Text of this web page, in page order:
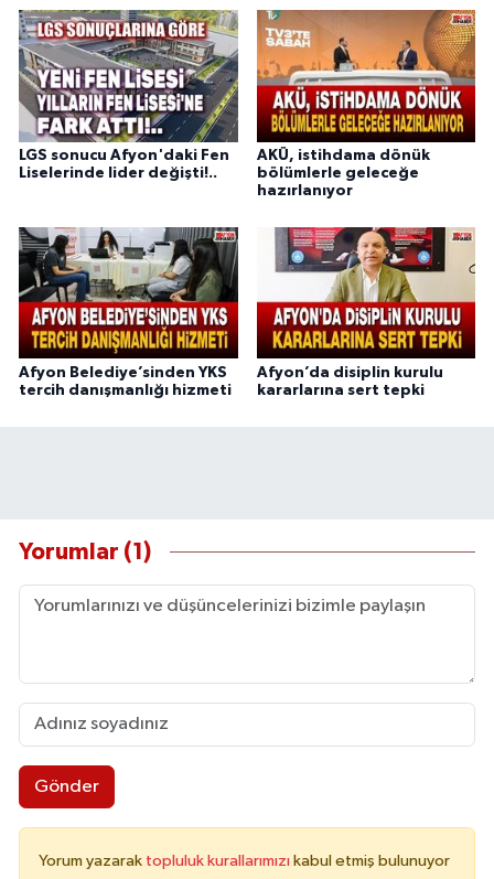
LGS sonucu Afyon'daki Fen
Liselerinde lider değişti!..
AKÜ, istihdama dönük
bölümlerle geleceğe
hazırlanıyor
Afyon Belediye’sinden YKS
tercih danışmanlığı hizmeti
Afyon’da disiplin kurulu
kararlarına sert tepki
Yorumlar (1)
Gönder
Yorum yazarak topluluk kurallarımızı kabul etmiş bulunuyor